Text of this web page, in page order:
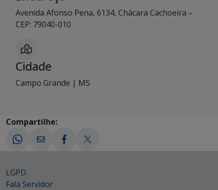
Avenida Afonso Pena, 6134, Chácara Cachoeira –
CEP: 79040-010
Cidade
Campo Grande | MS
Compartilhe:
LGPD
Fala Servidor